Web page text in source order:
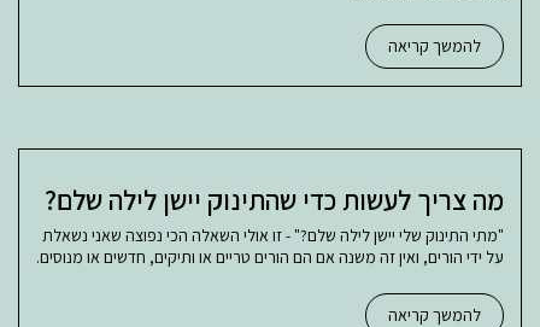
להמשך קריאה
מה צריך לעשות כדי שהתינוק יישן לילה שלם?
"מתי התינוק שלי יישן לילה שלם?" - זו אולי השאלה הכי נפוצה שאני נשאלת
על ידי הורים, ואין זה משנה אם הם הורים טריים או ותיקים, חדשים או מנוסים.
להמשך קריאה